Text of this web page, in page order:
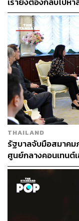
ไม่ยาว ไม่รอด
ด้วยความที่จะโชว์
ประเภทหนังที่สร้าง
บ้านเช่นกัน หนังแบ
สามมิติได้อย่างคุ้มค่
ตอบคือ หนังซูเปอ
เวอร์ซูเปอร์ฮีโร่ต่
Marvel Studios ตั้ง
ขึ้น รวมถึงสาย
Furiousนี่ยังไม่นับหนั
ประสิทธิภาพของเท
THAILAND
รัฐบาลจับมือสมาค
ศูนย์กลางคอนเทนต์